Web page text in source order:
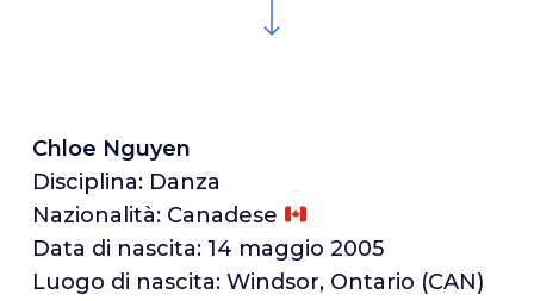
Chloe Nguyen
Disciplina: Danza
Nazionalità: Canadese
Data di nascita: 14 maggio 2005
Luogo di nascita: Windsor, Ontario (CAN)